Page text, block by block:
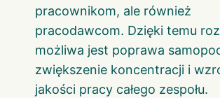
pracownikom, ale również
pracodawcom. Dzięki temu
możliwa jest poprawa
zwiększenie koncentracji i
jakości pracy całego zespołu.